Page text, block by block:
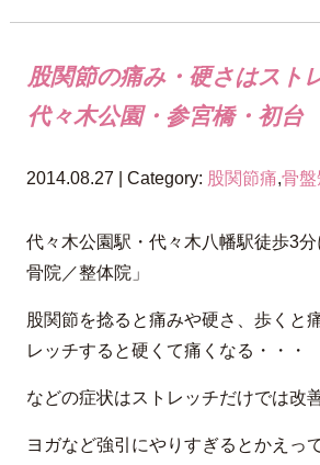
股関節の痛み・硬さはスト
代々木公園・参宮橋・初台
2014.08.27 | Category: 股関節痛,骨盤
代々木公園駅・代々木八幡駅徒歩3
骨院／整体院」
股関節を捻ると痛みや硬さ、歩くと
レッチすると硬くて痛くなる・・・
などの症状はストレッチだけでは改
ヨガなど強引にやりすぎるとかえっ